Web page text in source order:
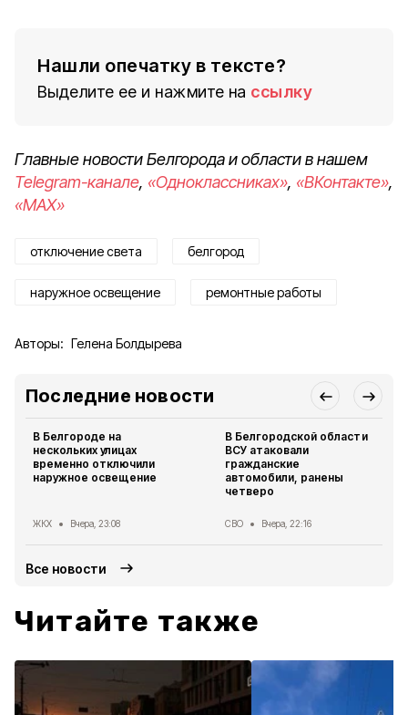
Нашли опечатку в тексте?
Выделите ее и нажмите на ссылку
Главные новости Белгорода и области в нашем
Telegram-канале, «Одноклассниках», «ВКонтакте»,
«MAX»
отключение света белгород
наружное освещение ремонтные работы
Авторы: Гелена Болдырева
Последние новости
В Белгороде на
нескольких улицах
временно отключили
наружное освещение
ЖКХ Вчера, 23:08
В Белгородской области
ВСУ атаковали
гражданские
автомобили, ранены
четверо
СВО Вчера, 22:16
Все новости
Читайте также